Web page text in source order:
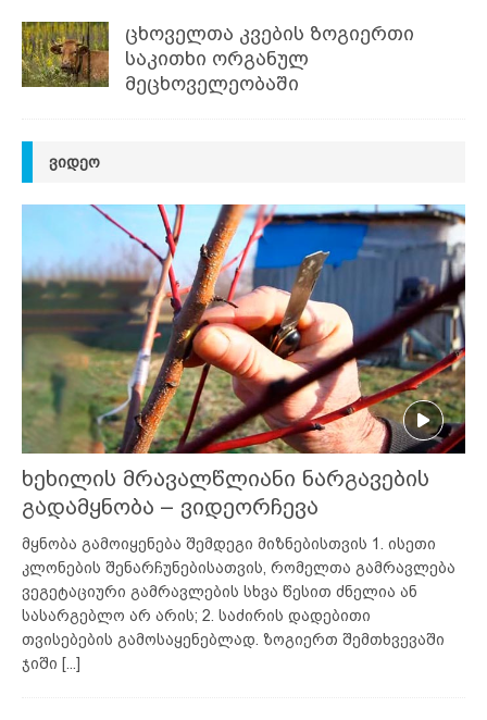
ცხოველთა კვების ზოგიერთი
საკითხი ორგანულ
მეცხოველეობაში
ᲕᲘᲓᲔᲝ
ხეხილის მრავალწლიანი ნარგავების
გადამყნობა – ვიდეორჩევა
მყნობა გამოიყენება შემდეგი მიზნებისთვის 1. ისეთი
კლონების შენარჩუნებისათვის, რომელთა გამრავლება
ვეგეტაციური გამრავლების სხვა წესით ძნელია ან
სასარგებლო არ არის; 2. საძირის დადებითი
თვისებების გამოსაყენებლად. ზოგიერთ შემთხვევაში
ჯიში [...]